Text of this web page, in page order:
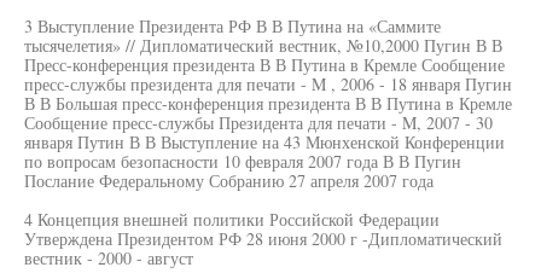
3 Выступление Президента РФ В В Путина на «Саммите
тысячелетия» // Дипломатический вестник, №10,2000 Пугин В В
Пресс-конференция президента В В Путина в Кремле Сообщение
пресс-службы президента для печати - M , 2006 - 18 января Пугин
В В Большая пресс-конференция президента В В Путина в Кремле
Сообщение пресс-службы Президента для печати - M, 2007 - 30
января Путин В В Выступление на 43 Мюнхенской Конференции
по вопросам безопасности 10 февраля 2007 года В В Пугин
Послание Федеральному Собранию 27 апреля 2007 года
4 Концепция внешней политики Российской Федерации
Утверждена Президентом РФ 28 июня 2000 г -Дипломатический
вестник - 2000 - август